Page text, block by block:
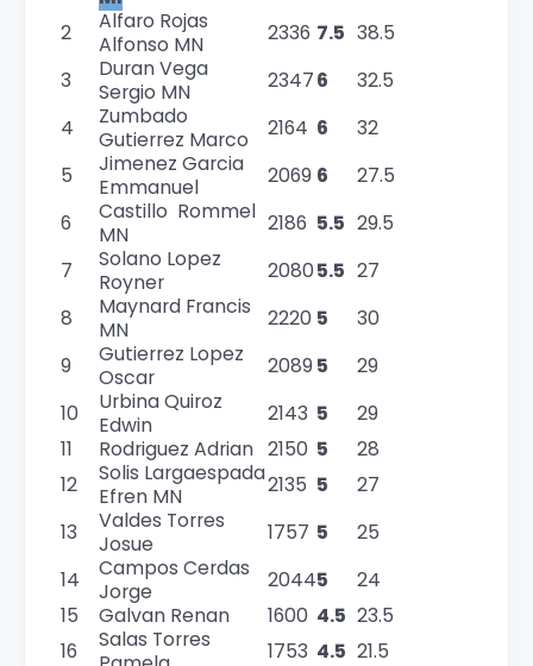
2
Alfaro Rojas
Alfonso MN
2336 7.5 38.5
3
Duran Vega
Sergio MN
23476
32.5
4
Zumbado
Gutierrez Marco
2164 6
32
5
Jimenez Garcia
Emmanuel
2069 6
27.5
6
Castillo Rommel
MN
2186 5.5 29.5
7
Solano Lopez
Royner
20805.5 27
8
Maynard Francis
MN
2220 5
30
9
Gutierrez Lopez
Oscar
2089 5
29
10
Urbina Quiroz
Edwin
2143 5
29
11
Rodriguez Adrian 2150 5
28
12
Solis Largaespada
Efren MN
2135 5
27
13
Valdes Torres
Josue
1757 5
25
14
Campos Cerdas
Jorge
20445
24
15
Galvan Renan 1600 4.5 23.5
16
Salas Torres
1753 4.5 21.5